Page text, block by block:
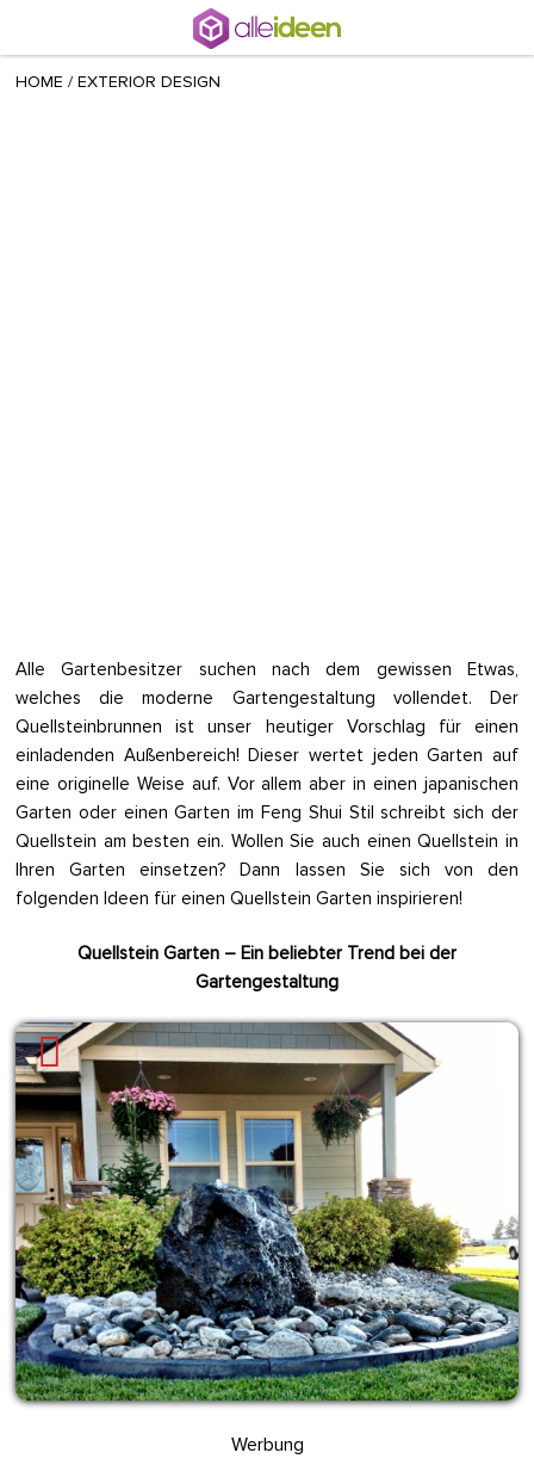
HOME / EXTERIOR DESIGN
Alle Gartenbesitzer suchen nach dem gewissen Etwas,
welches die moderne Gartengestaltung vollendet. Der
Quellsteinbrunnen ist unser heutiger Vorschlag für einen
einladenden Außenbereich! Dieser wertet jeden Garten auf
eine originelle Weise auf. Vor allem aber in einen japanischen
Garten oder einen Garten im Feng Shui Stil schreibt sich der
Quellstein am besten ein. Wollen Sie auch einen Quellstein in
Ihren Garten einsetzen? Dann lassen Sie sich von den
folgenden Ideen für einen Quellstein Garten inspirieren!
Quellstein Garten – Ein beliebter Trend bei der
Gartengestaltung
Werbung